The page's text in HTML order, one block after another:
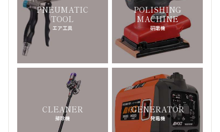
TOM FORD-トムフォード-
ナ行
NIKE
NUMBER (N)INE-ナンバーナイン-
-ニールバレット-
NEW BALANCE-ニューバランス-
NEIGHBORHOOD-ネイバーフッド -
PNEUMATIC
TOOL
エア工具
POLISHING
MACHINE
研磨機
CLEANER
掃除機
GENERATOR
発電機